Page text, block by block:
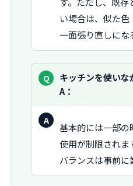
い場合は、似た色
一面張り直しにな
質
問：
キッチンを使いな
A：
答：
基本的には一部の
使用が制限されま
バランスは事前に